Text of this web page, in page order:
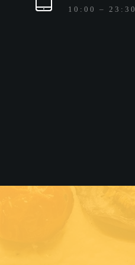
10:00 – 23:30